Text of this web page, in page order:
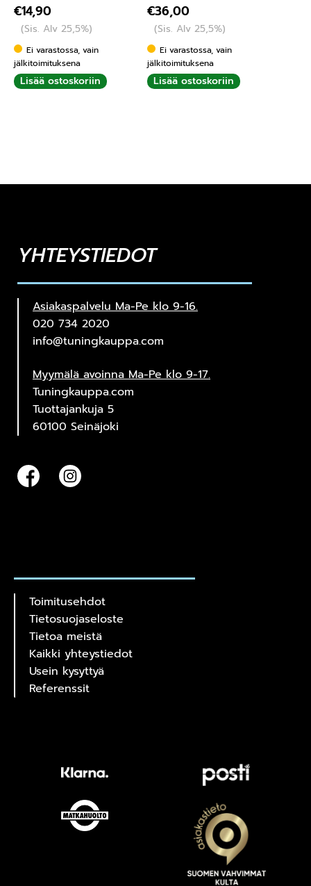
€14,90
(Sis. Alv 25,5%)
Ei varastossa, vain
jälkitoimituksena
Lisää ostoskoriin
€36,00
(Sis. Alv 25,5%)
Ei varastossa, vain
jälkitoimituksena
Lisää ostoskoriin
YHTEYSTIEDOT
Asiakaspalvelu Ma-Pe klo 9-16.
020 734 2020
info@tuningkauppa.com
Myymälä avoinna Ma-Pe klo 9-17.
Tuningkauppa.com
Tuottajankuja 5
60100 Seinäjoki
Toimitusehdot
Tietosuojaseloste
Tietoa meistä
Kaikki yhteystiedot
Usein kysyttyä
Referenssit